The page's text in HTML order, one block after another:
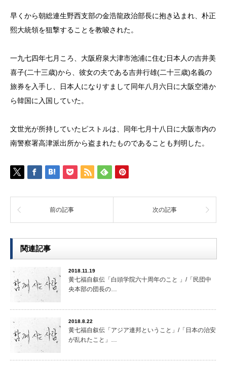
早くから朝総連生野西支部の金浩龍政治部長に抱き込まれ、朴正
熙大統領を狙撃することを教唆された。
一九七四年七月ころ、大阪府泉大津市池浦に住む日本人の吉井美
喜子(二十三歳)から、彼女の夫である吉井行雄(二十三歳)名義の
旅券を入手し、日本人になりすまして同年八月六日に大阪空港か
ら韓国に入国していた。
文世光が所持していたピストルは、同年七月十八日に大阪市内の
南警察署高津派出所から盗まれたものであることも判明した。
前の記事 次の記事
関連記事
2018.11.19
黄七福自叙伝「白頭学院六十周年のこと 」/「民団中
央本部の団長の…
2018.8.22
黄七福自叙伝「アジア連邦ということ」/「日本の治安
が乱れたこと」…